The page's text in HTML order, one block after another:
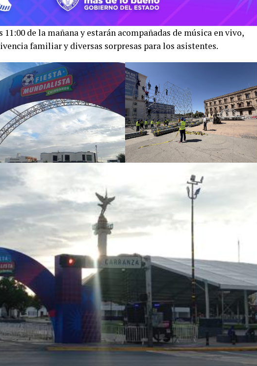
de la mañana y estarán acompañadas de música en vivo,
familiar y diversas sorpresas para los asistentes.